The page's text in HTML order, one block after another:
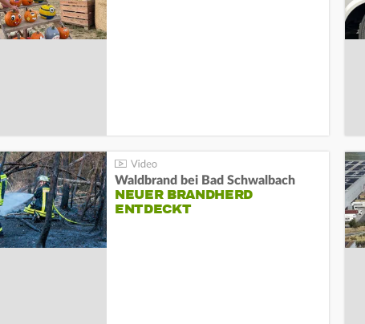
Waldbrand bei Bad Schwalbach
NEUER BRANDHERD
ENTDECKT